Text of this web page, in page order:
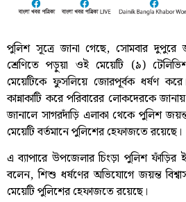
পুলিশ সূত্রে জানা গেছে, সোমবার দুপুরে
শ্রেণিতে পড়ুয়া ওই মেয়েটি (৯)
মেয়েটিকে ফুসলিয়ে জোরপূর্বক ধর্ষণ
কান্নাকাটি করে পরিবারের লোকদেরকে
জানালে সাগরদাঁড়ি এলাকা থেকে পুলিশ
মেয়েটি বর্তমানে পুলিশের হেফাজতে রয়েছে।
এ ব্যাপারে উপজেলার চিংড়া পুলিশ
বলেন, শিশু ধর্ষণের অভিযোগে জয়ন্ত
মেয়েটি পুলিশের হেফাজতে রয়েছে।